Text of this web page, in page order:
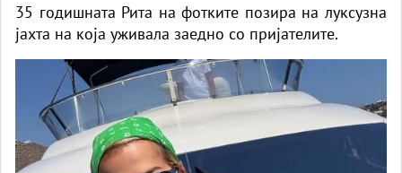
35 годишната Рита на фотките позира на луксузна
јахта на која уживала заедно со пријателите.